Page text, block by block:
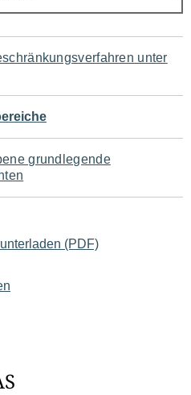
unter
grundlegende
(PDF)